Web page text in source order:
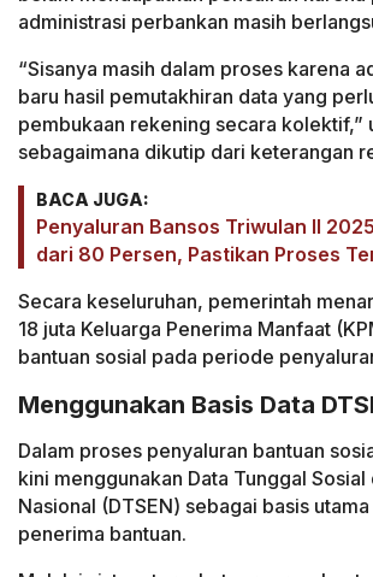
administrasi perbankan masih
“Sisanya masih dalam proses karena
baru hasil pemutakhiran data yang
pembukaan rekening secara kolektif,”
sebagaimana dikutip dari keterangan
BACA JUGA:
Penyaluran Bansos Triwulan II
dari 80 Persen, Pastikan Proses
Secara keseluruhan, pemerintah
18 juta Keluarga Penerima Manfaat
bantuan sosial pada periode
Menggunakan Basis Data
Dalam proses penyaluran bantuan
kini menggunakan Data Tunggal Sosial
Nasional (DTSEN) sebagai basis
penerima bantuan.